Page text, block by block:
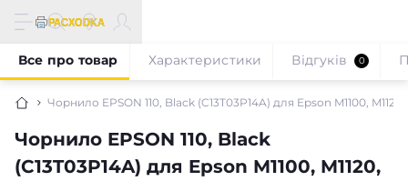
Чорнило EPSON 110, Black (C13T03P14A) для Epson M1100, M1120,
Чорнило EPSON 110, Black
(C13T03P14A) для Epson M1100, M1120,
Все про товар Характеристики Відгуків 0